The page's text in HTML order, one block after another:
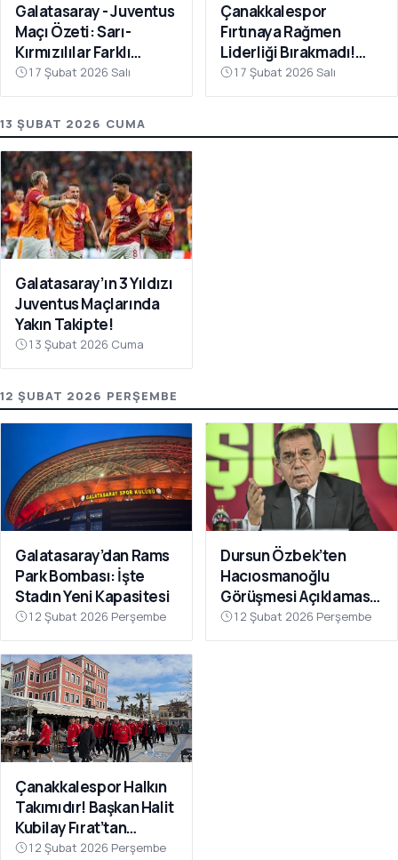
Galatasaray - Juventus
Maçı Özeti: Sarı-
Kırmızılılar Farklı
Kazandı
17 Şubat 2026 Salı
Çanakkalespor
Fırtınaya Rağmen
Liderliği Bırakmadı!
Bayramiç
Deplasmanında Kritik 3
17 Şubat 2026 Salı
13 ŞUBAT 2026 CUMA
Galatasaray’ın 3 Yıldızı
Juventus Maçlarında
Yakın Takipte!
13 Şubat 2026 Cuma
12 ŞUBAT 2026 PERŞEMBE
Galatasaray’dan Rams
Park Bombası: İşte
Stadın Yeni Kapasitesi
12 Şubat 2026 Perşembe
Dursun Özbek’ten
Hacıosmanoğlu
Görüşmesi Açıklaması:
“Galatasaray’ı Bu Tür
İddialarla
12 Şubat 2026 Perşembe
Çanakkalespor Halkın
Takımıdır! Başkan Halit
Kubilay Fırat’tan
Anlamlı Buluşma
12 Şubat 2026 Perşembe